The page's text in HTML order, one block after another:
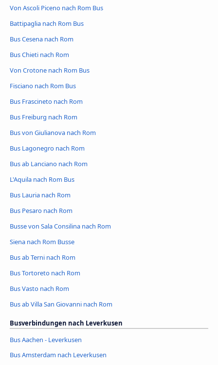
Von Ascoli Piceno nach Rom Bus
Battipaglia nach Rom Bus
Bus Cesena nach Rom
Bus Chieti nach Rom
Von Crotone nach Rom Bus
Fisciano nach Rom Bus
Bus Frascineto nach Rom
Bus Freiburg nach Rom
Bus von Giulianova nach Rom
Bus Lagonegro nach Rom
Bus ab Lanciano nach Rom
L'Aquila nach Rom Bus
Bus Lauria nach Rom
Bus Pesaro nach Rom
Busse von Sala Consilina nach Rom
Siena nach Rom Busse
Bus ab Terni nach Rom
Bus Tortoreto nach Rom
Bus Vasto nach Rom
Bus ab Villa San Giovanni nach Rom
Busverbindungen nach Leverkusen
Bus Aachen - Leverkusen
Bus Amsterdam nach Leverkusen